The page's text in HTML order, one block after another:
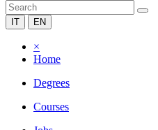
IT EN
×
Home
Degrees
Courses